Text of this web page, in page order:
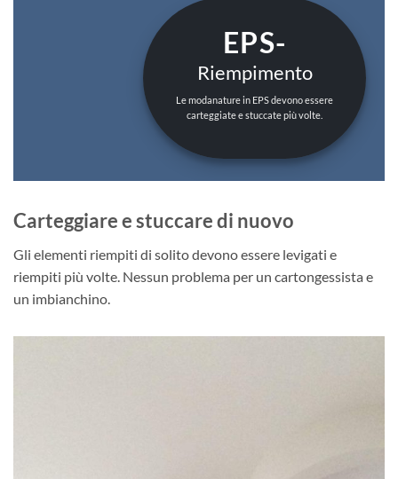
EPS-
Riempimento
Le modanature in EPS devono essere
carteggiate e stuccate più volte.
Carteggiare e stuccare di nuovo
Gli elementi riempiti di solito devono essere levigati e
riempiti più volte. Nessun problema per un cartongessista e
un imbianchino.